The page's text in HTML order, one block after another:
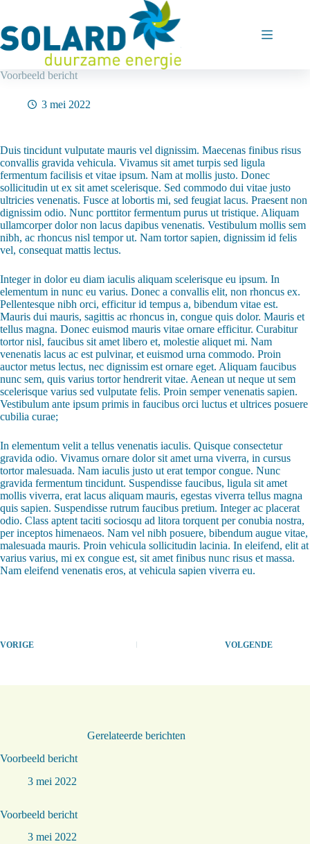
de
inhoud
Voorbeeld bericht
3 mei 2022
Duis tincidunt vulputate mauris vel dignissim. Maecenas finibus risus
convallis gravida vehicula. Vivamus sit amet turpis sed ligula
fermentum facilisis et vitae ipsum. Nam at mollis justo. Donec
sollicitudin ut ex sit amet scelerisque. Sed commodo dui vitae justo
ultricies venenatis. Fusce at lobortis mi, sed feugiat lacus. Praesent non
dignissim odio. Nunc porttitor fermentum purus ut tristique. Aliquam
ullamcorper dolor non lacus dapibus venenatis. Vestibulum mollis sem
nibh, ac rhoncus nisl tempor ut. Nam tortor sapien, dignissim id felis
vel, consequat mattis lectus.
Integer in dolor eu diam iaculis aliquam scelerisque eu ipsum. In
elementum in nunc eu varius. Donec a convallis elit, non rhoncus ex.
Pellentesque nibh orci, efficitur id tempus a, bibendum vitae est.
Mauris dui mauris, sagittis ac rhoncus in, congue quis dolor. Mauris et
tellus magna. Donec euismod mauris vitae ornare efficitur. Curabitur
tortor nisl, faucibus sit amet libero et, molestie aliquet mi. Nam
venenatis lacus ac est pulvinar, et euismod urna commodo. Proin
auctor metus lectus, nec dignissim est ornare eget. Aliquam faucibus
nunc sem, quis varius tortor hendrerit vitae. Aenean ut neque ut sem
scelerisque varius sed vulputate felis. Proin semper venenatis sapien.
Vestibulum ante ipsum primis in faucibus orci luctus et ultrices posuere
cubilia curae;
In elementum velit a tellus venenatis iaculis. Quisque consectetur
gravida odio. Vivamus ornare dolor sit amet urna viverra, in cursus
tortor malesuada. Nam iaculis justo ut erat tempor congue. Nunc
gravida fermentum tincidunt. Suspendisse faucibus, ligula sit amet
mollis viverra, erat lacus aliquam mauris, egestas viverra tellus magna
quis sapien. Suspendisse rutrum faucibus pretium. Integer ac placerat
odio. Class aptent taciti sociosqu ad litora torquent per conubia nostra,
per inceptos himenaeos. Nam vel nibh posuere, bibendum augue vitae,
malesuada mauris. Proin vehicula sollicitudin lacinia. In eleifend, elit at
varius varius, mi ex congue est, sit amet finibus nunc risus et massa.
Nam eleifend venenatis eros, at vehicula sapien viverra eu.
VORIGE VOLGENDE
Gerelateerde berichten
Voorbeeld bericht
3 mei 2022
Voorbeeld bericht
3 mei 2022